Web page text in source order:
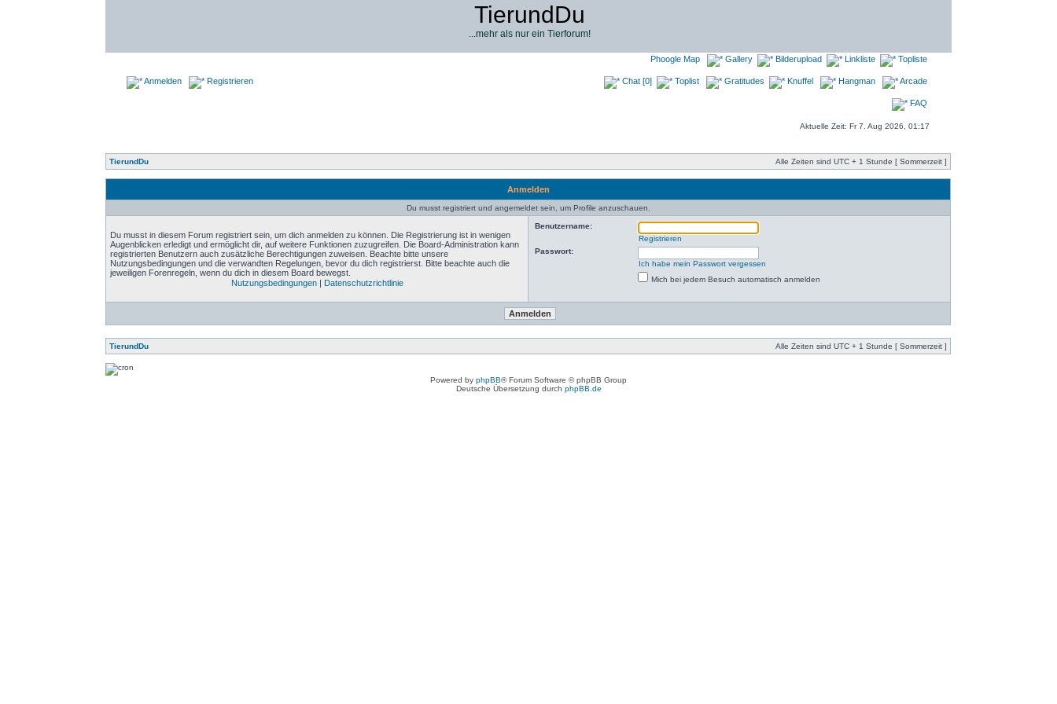
TierundDu
...mehr als nur ein Tierforum!
Anmelden Registrieren
Phoogle Map Gallery Bilderupload Linkliste Topliste
Chat [0] Toplist Gratitudes Knuffel Hangman Arcade
FAQ
Aktuelle Zeit: Fr 7. Aug 2026, 01:17
TierundDu Alle Zeiten sind UTC + 1 Stunde [ Sommerzeit ]
Anmelden
Du musst registriert und angemeldet sein, um Profile anzuschauen.
Du musst in diesem Forum registriert sein, um dich anmelden zu können. Die Registrierung ist in wenigen
Augenblicken erledigt und ermöglicht dir, auf weitere Funktionen zuzugreifen. Die Board-Administration kann
registrierten Benutzern auch zusätzliche Berechtigungen zuweisen. Beachte bitte unsere
Nutzungsbedingungen und die verwandten Regelungen, bevor du dich registrierst. Bitte beachte auch die
jeweiligen Forenregeln, wenn du dich in diesem Board bewegst.
Nutzungsbedingungen| Datenschutzrichtlinie
Benutzername:
Registrieren
Passwort:
Ich habe mein Passwort vergessen
Mich bei jedem Besuch automatisch anmelden
TierundDu Alle Zeiten sind UTC + 1 Stunde [ Sommerzeit ]
Powered by phpBB® Forum Software © phpBB Group
Deutsche Übersetzung durch phpBB.de